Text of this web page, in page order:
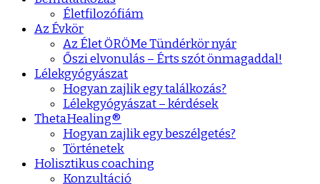
Életfilozófiám
Az Évkör
Az Élet ÖRÖMe Tündérkör nyár
Őszi elvonulás – Érts szót önmagaddal!
Lélekgyógyászat
Hogyan zajlik egy találkozás?
Lélekgyógyászat – kérdések
ThetaHealing®
Hogyan zajlik egy beszélgetés?
Történetek
Holisztikus coaching
Konzultáció